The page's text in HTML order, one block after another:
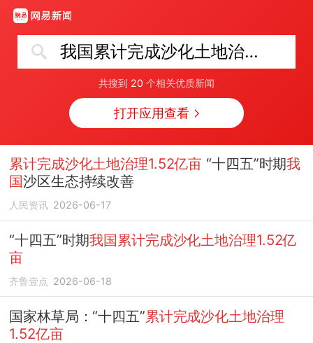
我国累计完成沙化土地治理1.52亿亩
共搜到 20 个相关优质新闻
打开应用查看
累计完成沙化土地治理1.52亿亩 “十四五”时期我
国沙区生态持续改善
人民资讯 2026-06-17
“十四五”时期我国累计完成沙化土地治理1.52亿
亩
齐鲁壹点 2026-06-18
国家林草局：“十四五”累计完成沙化土地治理
1.52亿亩